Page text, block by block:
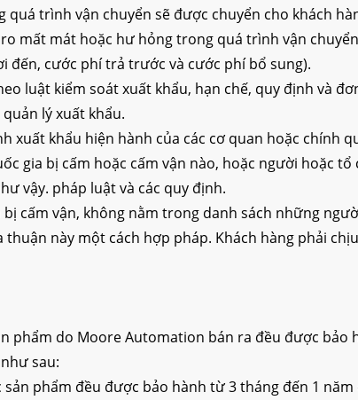
trình vận chuyển sẽ được chuyển cho khách
mất mát hoặc hư hỏng trong quá trình vận
đến, cước phí trả trước và cước phí bổ sung).
luật kiểm soát xuất khẩu, hạn chế, quy định và
lý xuất khẩu.
xuất khẩu hiện hành của các cơ quan hoặc chính
gia bị cấm hoặc cấm vận nào, hoặc người hoặc
vậy. pháp luật và các quy định.
cấm vận, không nằm trong danh sách những
này một cách hợp pháp. Khách hàng phải
phẩm do Moore Automation bán ra đều được
sau:
phẩm đều được bảo hành từ 3 tháng đến 1